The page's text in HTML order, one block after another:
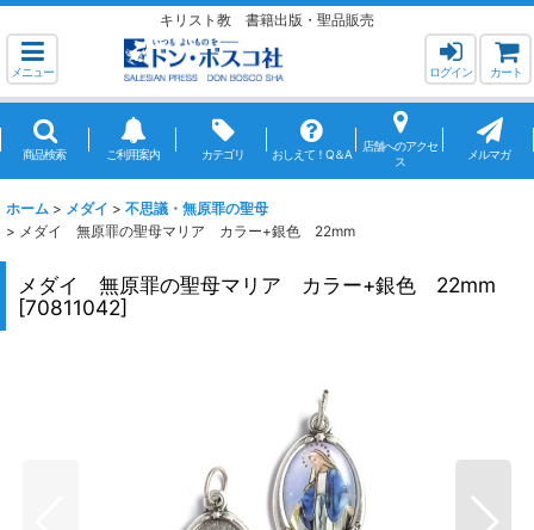
キリスト教 書籍出版・聖品販売
メニュー ログイン カート
商品検索 ご利用案内 カテゴリ おしえて！Q＆A
店舗へのアクセ
ス
メルマガ
ホーム > メダイ > 不思議・無原罪の聖母
> メダイ 無原罪の聖母マリア カラー+銀色 22mm
メダイ 無原罪の聖母マリア カラー+銀色 22mm
[70811042]